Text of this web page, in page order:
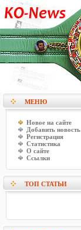
МЕНЮ
Новое на сайте
Добавить новость
Регистрация
Статистика
О сайте
Ссылки
ТОП СТАТЬИ